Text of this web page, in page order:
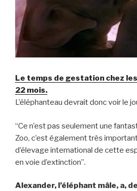
Le temps de gestation chez
22 mois.
L’éléphanteau devrait donc voir le
“Ce n’est pas seulement une
Zoo, c’est également très
d’élevage international de cette
en voie d’extinction”.
Alexander, l’éléphant mâle, a,